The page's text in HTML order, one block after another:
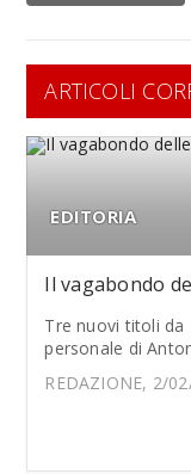
ARTICOLI
EDITORIA
Il vagabondo
Tre nuovi titoli da
personale di
REDAZIONE, 2/